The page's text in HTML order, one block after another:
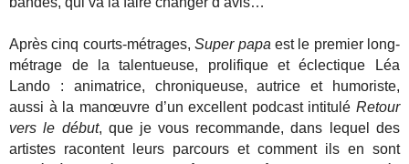
Après cinq courts-métrages,Super papa est le premier long-
métrage de la talentueuse, prolifique et éclectique Léa
Lando : animatrice, chroniqueuse, autrice et humoriste,
aussi à la manœuvre d’un excellent podcast intitulé Retour
vers le début, que je vous recommande, dans lequel des
artistes racontent leurs parcours et comment ils en sont